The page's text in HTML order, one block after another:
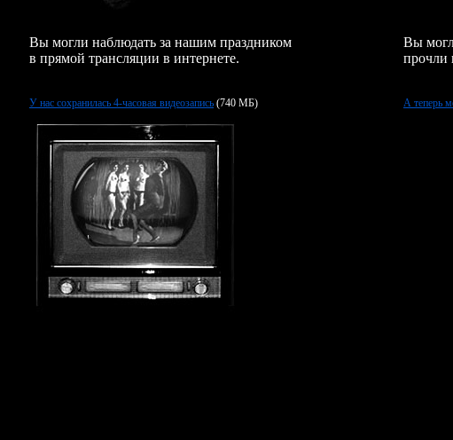
Вы могли наблюдать за нашим праздником
в прямой трансляции в интернете.
Вы
прочли
У нас сохранилась 4-часовая видеозапись (740 МБ) А теперь